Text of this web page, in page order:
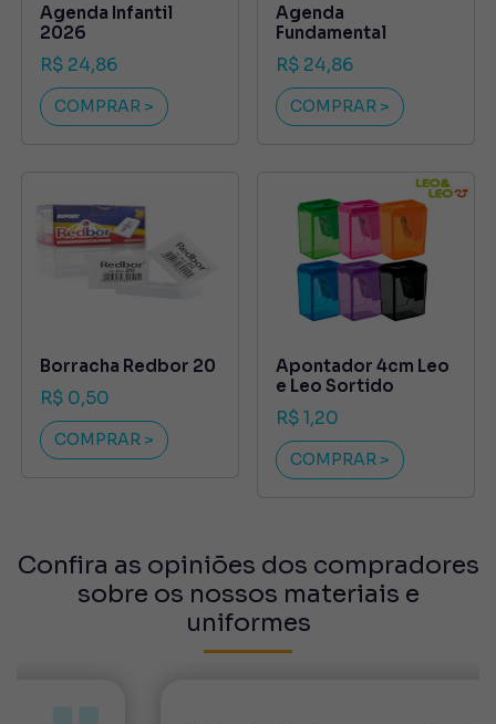
Agenda Infantil
2026
R$ 24,86
COMPRAR >
Agenda
Fundamental
R$ 24,86
COMPRAR >
Borracha Redbor 20
R$ 0,50
COMPRAR >
Apontador 4cm Leo
e Leo Sortido
R$ 1,20
COMPRAR >
Confira as opiniões dos compradores
sobre os nossos materiais e
uniformes